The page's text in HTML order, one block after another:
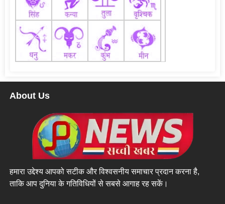
About Us
हमारा उद्देश्य आपको सटीक और विश्वसनीय समाचार प्रदान करना है,
ताकि आप दुनिया के गतिविधियों से सबसे आगाह रह सकें।